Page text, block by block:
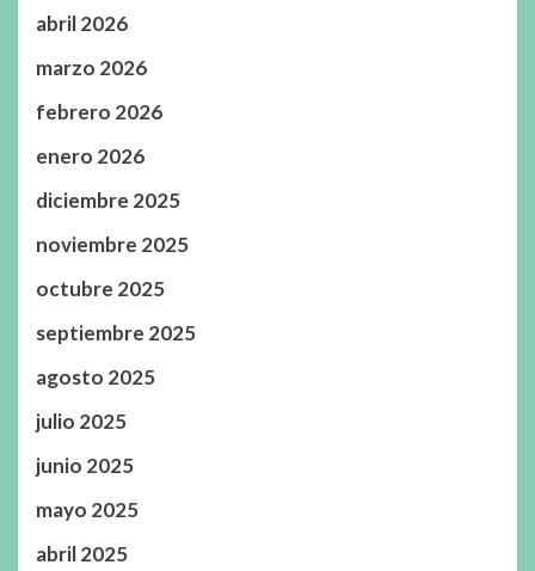
abril 2026
marzo 2026
febrero 2026
enero 2026
diciembre 2025
noviembre 2025
octubre 2025
septiembre 2025
agosto 2025
julio 2025
junio 2025
mayo 2025
abril 2025